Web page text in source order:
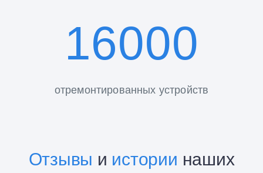
16000
отремонтированных устройств
Отзывы и истории наших